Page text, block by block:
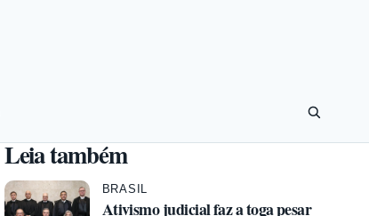
Leia também
BRASIL
Ativismo judicial faz a toga pesar